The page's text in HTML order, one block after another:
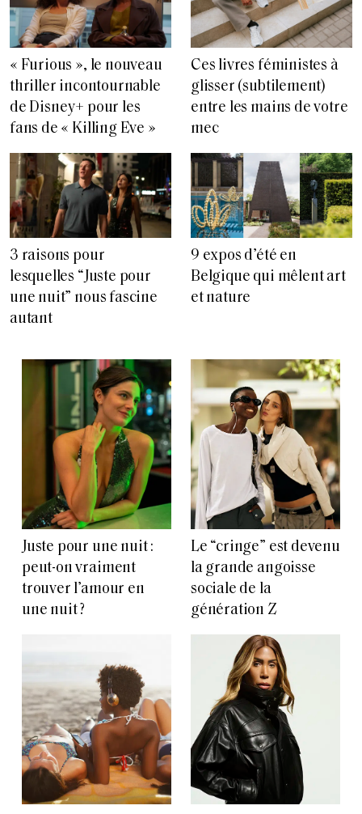
« Furious », le nouveau
thriller incontournable
de Disney+ pour les
fans de « Killing Eve »
Ces livres féministes à
glisser (subtilement)
entre les mains de votre
mec
3 raisons pour
lesquelles “Juste pour
une nuit” nous fascine
autant
9 expos d’été en
Belgique qui mêlent art
et nature
Juste pour une nuit :
peut-on vraiment
trouver l’amour en
une nuit ?
Le “cringe” est devenu
la grande angoisse
sociale de la
génération Z